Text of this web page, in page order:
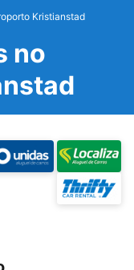
Kristianstad
no